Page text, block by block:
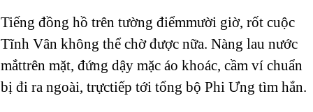
Tiếng đồng hồ trên tường điểmmười giờ, rốt cuộc
Tĩnh Vân không thể chờ được nữa. Nàng lau nước
mắttrên mặt, đứng dậy mặc áo khoác, cầm ví chuẩn
bị đi ra ngoài, trựctiếp tới tổng bộ Phi Ưng tìm hắn.